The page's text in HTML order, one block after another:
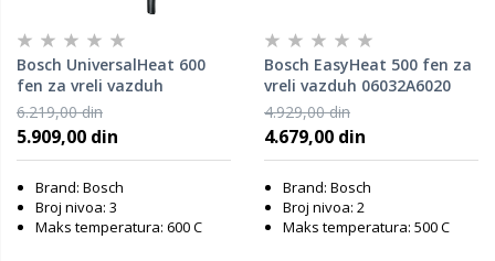
Bosch UniversalHeat 600
fen za vreli vazduh
6.219,00 din
5.909,00 din
Brand: Bosch
Broj nivoa: 3
Maks temperatura: 600 C
Bosch EasyHeat 500 fen za
vreli vazduh 06032A6020
4.929,00 din
4.679,00 din
Brand: Bosch
Broj nivoa: 2
Maks temperatura: 500 C